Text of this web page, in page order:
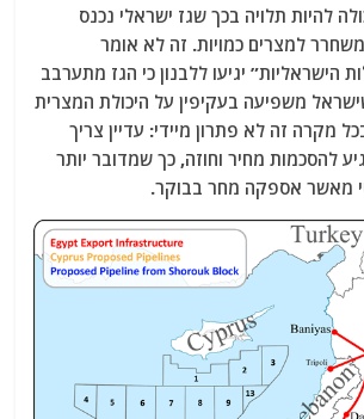
להיות תלויה בכך שגז ישראלי נכנס
למצרים כמויות. זה לא אומר
הישראליות” יגיעו ללבנון כי הגז מתערבב
משפיעה בעקיפין על היכולת המצרית
מקרה זה לא פתרון מיידי: עדיין צריך
להסכמות מחיר וחוזה, כך שמדובר יותר
מאשר אספקה מחר בבוקר.